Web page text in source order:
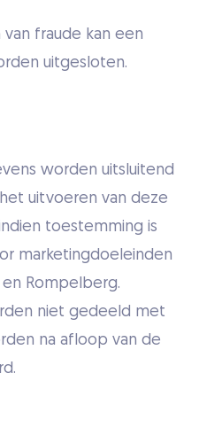
van fraude kan een
uitgesloten.
worden uitsluitend
uitvoeren van deze
toestemming is
marketingdoeleinden
Rompelberg.
niet gedeeld met
na afloop van de